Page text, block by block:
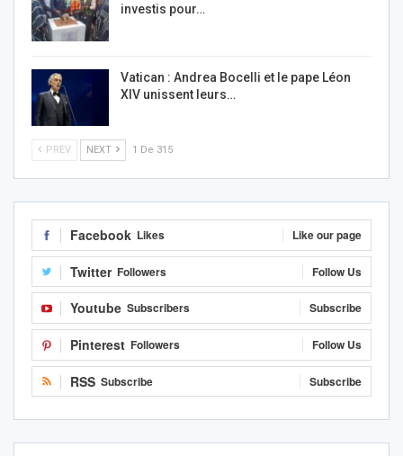
investis pour…
Vatican : Andrea Bocelli et le pape Léon
XIV unissent leurs…
PREV NEXT 1 De 315
Facebook Likes Like our page
Twitter Followers Follow Us
Youtube Subscribers Subscribe
Pinterest Followers Follow Us
RSS Subscribe Subscribe